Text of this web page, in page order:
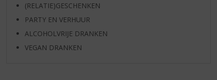
(RELATIE)GESCHENKEN
PARTY EN VERHUUR
ALCOHOLVRIJE DRANKEN
VEGAN DRANKEN